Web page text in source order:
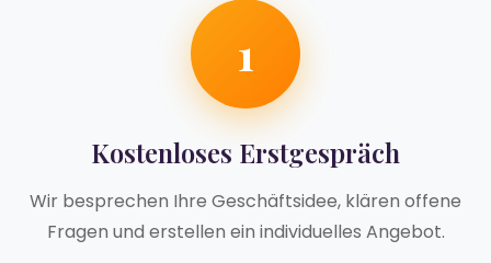
1
Kostenloses Erstgespräch
Wir besprechen Ihre Geschäftsidee, klären offene
Fragen und erstellen ein individuelles Angebot.